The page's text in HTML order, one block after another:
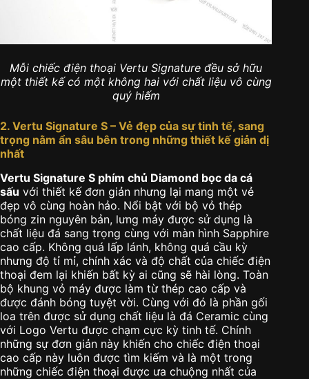
Mỗi chiếc điện thoại Vertu Signature đều sở hữu
một thiết kế có một không hai với chất liệu vô cùng
quý hiếm
2. Vertu Signature S – Vẻ đẹp của sự tinh tế, sang
trọng nằm ẩn sâu bên trong những thiết kế giản dị
nhất
Vertu Signature S phím chủ Diamond bọc da cá
sấu với thiết kế đơn giản nhưng lại mang một vẻ
đẹp vô cùng hoàn hảo. Nổi bật với bộ vỏ thép
bóng zin nguyên bản, lưng máy được sử dụng là
chất liệu đá sang trọng cùng với màn hình Sapphire
cao cấp. Không quá lấp lánh, không quá cầu kỳ
nhưng độ tỉ mỉ, chính xác và độ chất của chiếc điện
thoại đem lại khiến bất kỳ ai cũng sẽ hài lòng. Toàn
bộ khung vỏ máy được làm từ thép cao cấp và
được đánh bóng tuyệt vời. Cùng với đó là phần gối
loa trên được sử dụng chất liệu là đá Ceramic cùng
với Logo Vertu được chạm cực kỳ tinh tế. Chính
những sự đơn giản này khiến cho chiếc điện thoại
cao cấp này luôn được tìm kiếm và là một trong
những chiếc điện thoại được ưa chuộng nhất của